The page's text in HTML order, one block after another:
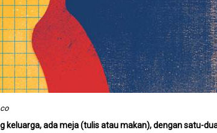
keluarga, ada meja (tulis atau makan), dengan satu-